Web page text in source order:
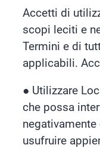
Accetti di
scopi leciti e
Termini e di
applicabili.
● Utilizzare
che possa
usufruire